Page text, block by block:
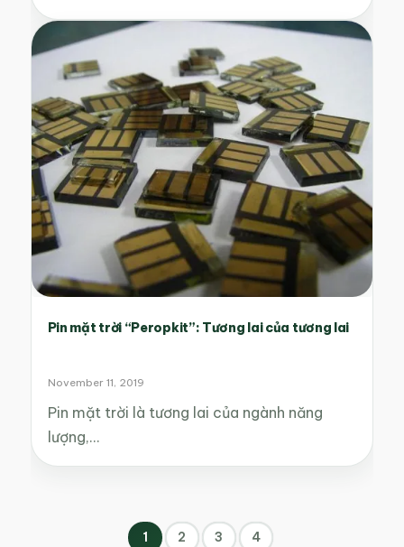
Pin mặt trời “Peropkit”: Tương lai của tương lai
November 11, 2019
Pin mặt trời là tương lai của ngành năng
lượng,…
1 2 3 4